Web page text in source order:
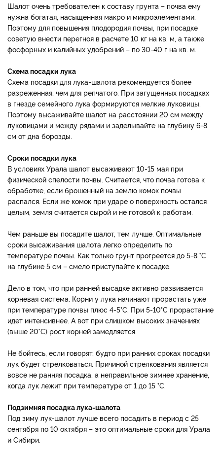
Шалот очень требователен к составу грунта – почва ему
нужна богатая, насыщенная макро и микроэлементами.
Поэтому для повышения плодородия почвы, при посадке
советую внести перегноя в расчете 10 кг на кв. м, а также
фосфорных и калийных удобрений – по 30-40 г на кв. м.
Схема посадки лука
Схема посадки для лука-шалота рекомендуется более
разреженная, чем для репчатого. При загущенных посадках
в гнезде семейного лука формируются мелкие луковицы.
Поэтому высаживайте шалот на расстоянии 20 см между
луковицами и между рядами и заделывайте на глубину 6-8
см от дна борозды.
Сроки посадки лука
В условиях Урала шалот высаживают 10-15 мая при
физической спелости почвы. Считается, что почва готова к
обработке, если брошенный на землю комок почвы
распался. Если же комок при ударе о поверхность остался
целым, земля считается сырой и не готовой к работам.
Чем раньше вы посадите шалот, тем лучше. Оптимальные
сроки высаживания шалота легко определить по
температуре почвы. Как только грунт прогреется до 5-8 °C
на глубине 5 см – смело приступайте к посадке.
Дело в том, что при ранней высадке активно развивается
корневая система. Корни у лука начинают прорастать уже
при температуре почвы плюс 4-5°C. При 5-10°C прорастание
идет интенсивнее. А вот при слишком высоких значениях
(выше 20°C) рост корней замедляется.
Не бойтесь, если говорят, будто при ранних сроках посадки
лук будет стрелковаться. Причиной стрелкования является
вовсе не ранняя посадка, а неправильное зимнее хранение,
когда лук лежит при температуре от 1 до 15 °C.
Подзимняя посадка лука-шалота
Под зиму лук-шалот лучше всего посадить в период с 25
сентября по 10 октября – это оптимальные сроки для Урала
и Сибири.